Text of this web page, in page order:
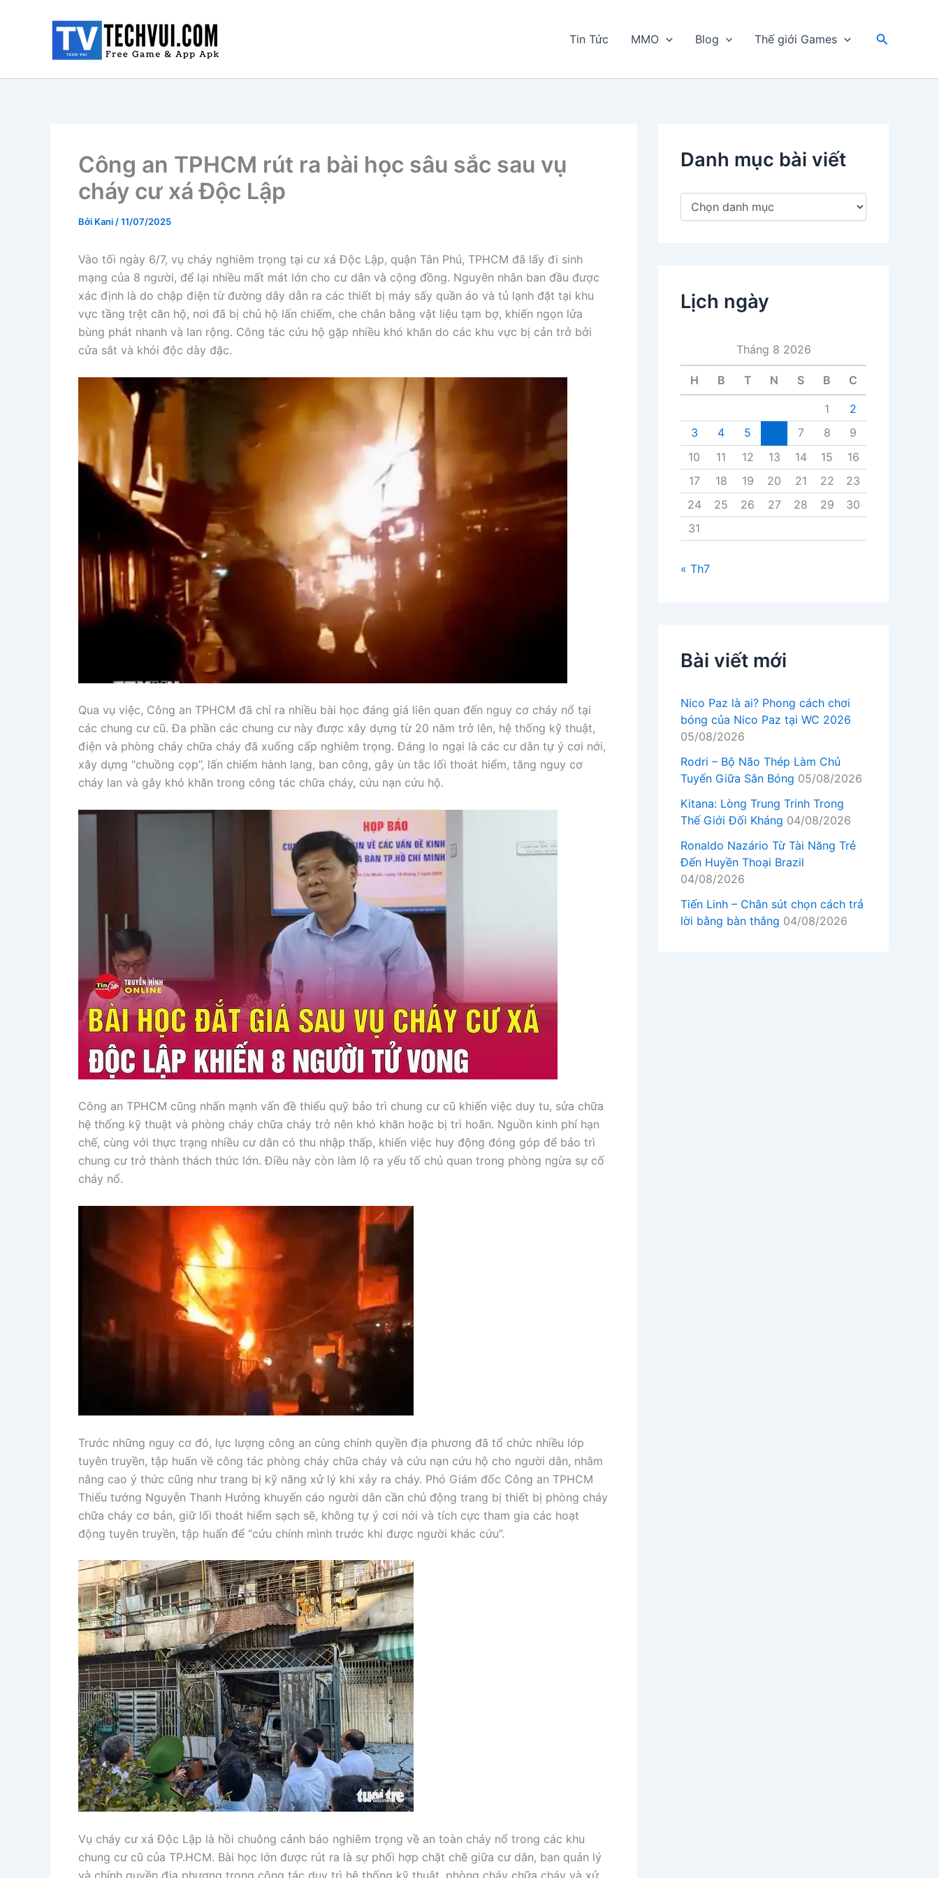
Tin Tức MMO Blog Thế giới Games
Tìm
Công an TPHCM rút ra bài học sâu sắc sau vụ
cháy cư xá Độc Lập
Bởi Kani /11/07/2025
Vào tối ngày 6/7, vụ cháy nghiêm trọng tại cư xá Độc Lập, quận Tân Phú, TPHCM đã lấy đi sinh
mạng của 8 người, để lại nhiều mất mát lớn cho cư dân và cộng đồng. Nguyên nhân ban đầu được
xác định là do chập điện từ đường dây dẫn ra các thiết bị máy sấy quần áo và tủ lạnh đặt tại khu
vực tầng trệt căn hộ, nơi đã bị chủ hộ lấn chiếm, che chắn bằng vật liệu tạm bợ, khiến ngọn lửa
bùng phát nhanh và lan rộng. Công tác cứu hộ gặp nhiều khó khăn do các khu vực bị cản trở bởi
cửa sắt và khói độc dày đặc.
Qua vụ việc, Công an TPHCM đã chỉ ra nhiều bài học đáng giá liên quan đến nguy cơ cháy nổ tại
các chung cư cũ. Đa phần các chung cư này được xây dựng từ 20 năm trở lên, hệ thống kỹ thuật,
điện và phòng cháy chữa cháy đã xuống cấp nghiêm trọng. Đáng lo ngại là các cư dân tự ý cơi nới,
xây dựng “chuồng cọp”, lấn chiếm hành lang, ban công, gây ùn tắc lối thoát hiểm, tăng nguy cơ
cháy lan và gây khó khăn trong công tác chữa cháy, cứu nạn cứu hộ.
Công an TPHCM cũng nhấn mạnh vấn đề thiếu quỹ bảo trì chung cư cũ khiến việc duy tu, sửa chữa
hệ thống kỹ thuật và phòng cháy chữa cháy trở nên khó khăn hoặc bị trì hoãn. Nguồn kinh phí hạn
chế, cùng với thực trạng nhiều cư dân có thu nhập thấp, khiến việc huy động đóng góp để bảo trì
chung cư trở thành thách thức lớn. Điều này còn làm lộ ra yếu tố chủ quan trong phòng ngừa sự cố
cháy nổ.
Trước những nguy cơ đó, lực lượng công an cùng chính quyền địa phương đã tổ chức nhiều lớp
tuyên truyền, tập huấn về công tác phòng cháy chữa cháy và cứu nạn cứu hộ cho người dân, nhằm
nâng cao ý thức cũng như trang bị kỹ năng xử lý khi xảy ra cháy. Phó Giám đốc Công an TPHCM
Thiếu tướng Nguyễn Thanh Hưởng khuyến cáo người dân cần chủ động trang bị thiết bị phòng cháy
chữa cháy cơ bản, giữ lối thoát hiểm sạch sẽ, không tự ý cơi nới và tích cực tham gia các hoạt
động tuyên truyền, tập huấn để “cứu chính mình trước khi được người khác cứu”.
Vụ cháy cư xá Độc Lập là hồi chuông cảnh báo nghiêm trọng về an toàn cháy nổ trong các khu
chung cư cũ của TP.HCM. Bài học lớn được rút ra là sự phối hợp chặt chẽ giữa cư dân, ban quản lý
và chính quyền địa phương trong công tác duy trì hệ thống kỹ thuật, phòng cháy chữa cháy và xử
Danh mục bài viết
D
b
à
ế
Lịch ngày
Tháng 8 2026
H B T N S B C
1
2
3
4 5 7 8
9
10
11 12 13 14 15
16
17
18 19 20 21 22
23
24
25 26 27 28 29
30
31
« Th7
Bài viết mới
Nico Paz là ai? Phong cách chơi
bóng của Nico Paz tại WC 2026
05/08/2026
Rodri – Bộ Não Thép Làm Chủ
Tuyến Giữa Sân Bóng 05/08/2026
Kitana: Lòng Trung Trinh Trong
Thế Giới Đối Kháng 04/08/2026
Ronaldo Nazário Từ Tài Năng Trẻ
Đến Huyền Thoại Brazil
04/08/2026
Tiến Linh – Chân sút chọn cách trả
lời bằng bàn thắng 04/08/2026